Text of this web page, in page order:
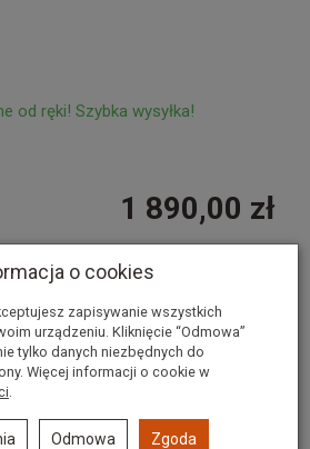
od ręki! Szybka wysyłka!
1 890,00 zł
dodaj do koszyka
o cookies
zapisywanie wszystkich
urządzeniu. Kliknięcie “Odmowa”
tylko danych niezbędnych do
Więcej informacji o cookie w
Odmowa Zgoda